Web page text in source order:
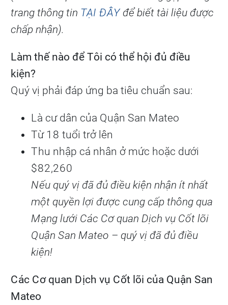
trang thông tin TẠI ĐÂYđể biết tài liệu được
chấp nhận).
Làm thế nào để Tôi có thể hội đủ điều
kiện?
Quý vị phải đáp ứng ba tiêu chuẩn sau:
Là cư dân của Quận San Mateo
Từ 18 tuổi trở lên
Thu nhập cá nhân ở mức hoặc dưới
$82,260
Nếu quý vị đã đủ điều kiện nhận ít nhất
một quyền lợi được cung cấp thông qua
Mạng lưới Các Cơ quan Dịch vụ Cốt lõi
Quận San Mateo – quý vị đã đủ điều
kiện!
Các Cơ quan Dịch vụ Cốt lõi của Quận San
Mateo